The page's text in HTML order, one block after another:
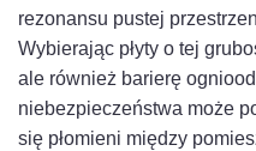
rezonansu pustej
Wybierając płyty o tej
ale również barierę
niebezpieczeństwa może
się płomieni między